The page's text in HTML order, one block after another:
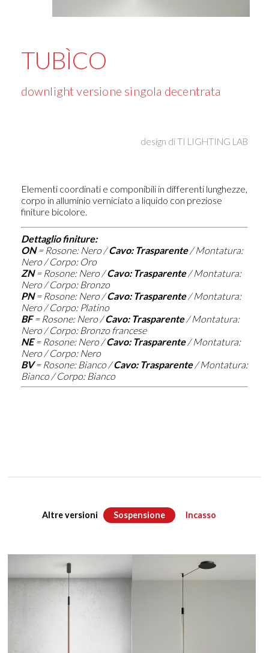
TUBÌCO
downlight versione singola decentrata
design diTI LIGHTING LAB
Elementi coordinati e componibili in differenti lunghezze,
corpo in alluminio verniciato a liquido con preziose
finiture bicolore.
Dettaglio finiture:
ON= Rosone: Nero /Cavo: Trasparente/ Montatura:
Nero / Corpo: Oro
ZN= Rosone: Nero /Cavo: Trasparente/ Montatura:
Nero / Corpo: Bronzo
PN= Rosone: Nero /Cavo: Trasparente/ Montatura:
Nero / Corpo: Platino
BF= Rosone: Nero /Cavo: Trasparente/ Montatura:
Nero / Corpo: Bronzo francese
NE= Rosone: Nero /Cavo: Trasparente/ Montatura:
Nero / Corpo: Nero
BV= Rosone: Bianco /Cavo: Trasparente/ Montatura:
Bianco / Corpo: Bianco